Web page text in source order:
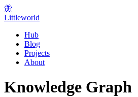
🦋
Littleworld
Hub
Blog
Projects
About
Knowledge Graph